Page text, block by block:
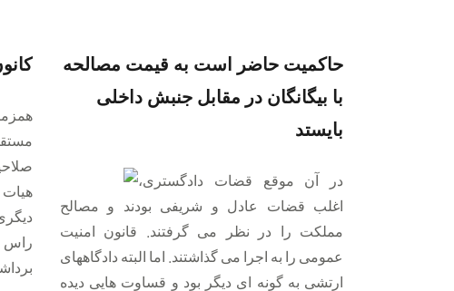
حاکمیت حاضر است به قیمت مصالحه
با بیگانگان در مقابل جنبش داخلی
بایستد
در آن موقع قضات دادگستری،
اغلب قضات عادل و شریفی بودند و مصالح
مملکت را در نظر می گرفتند. قانون امنیت
عمومی را به اجرا می گذاشتند. اما البته دادگاههای
ارتشی به گونه ای دیگر بود و قساوت هایی دیده
راس